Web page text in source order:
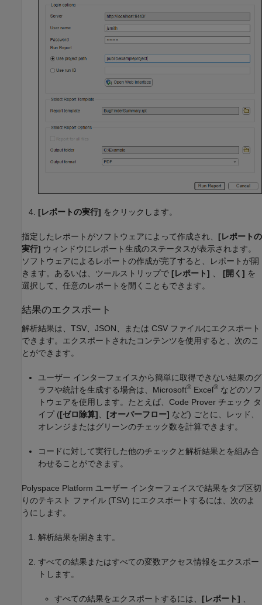
[レポートの実行] をクリックします。
指定したレポートがソフトウェアによって作成され、 [レポートの
実行] ウィンドウにレポート生成のステータスが表示されます。
ソフトウェアによるレポートの作成が完了すると、レポートが開
きます。あるいは、ツールストリップで [レポート] 、 [開く] を
選択して、任意のレポートを開くこともできます。
結果のエクスポート
解析結果は、TSV、JSON、または CSV ファイルにエクスポート
できます。エクスポートされたコンテンツを使用すると、次のこ
とができます。
ユーザー インターフェイスから簡単に取得できない結果のグ
ラフや統計を生成する場合は、 Microsoft® Excel® などのソフ
トウェアを使用します。たとえば、Code Prover チェック タ
イプ ([ゼロ除算] [オーバーフロー] など) ごとに、レッド、
オレンジまたはグリーンのチェック数を計算できます。
コードに対して実行した他のチェックと解析結果とを組み合
わせることができます。
Polyspace Platform ユーザー インターフェイスで結果をタブ区切
りのテキスト ファイル (TSV) にエクスポートするには、次のよ
うにします。
解析結果を開きます。
すべての結果またはすべての変数アクセス情報をエクスポー
トします。
すべての結果をエクスポートするには、 [レポート]